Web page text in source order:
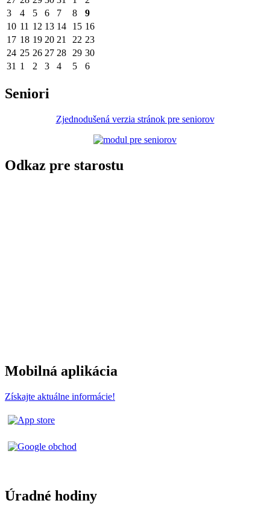
3
4 5 6 7 8
9
10 11 12 13 14 15 16
17 18 19 20 21 22 23
24 25 26 27 28 29 30
31 1 2 3 4 5 6
Seniori
Zjednodušená verzia stránok pre seniorov
Odkaz pre starostu
Mobilná aplikácia
Získajte aktuálne informácie!
Úradné hodiny